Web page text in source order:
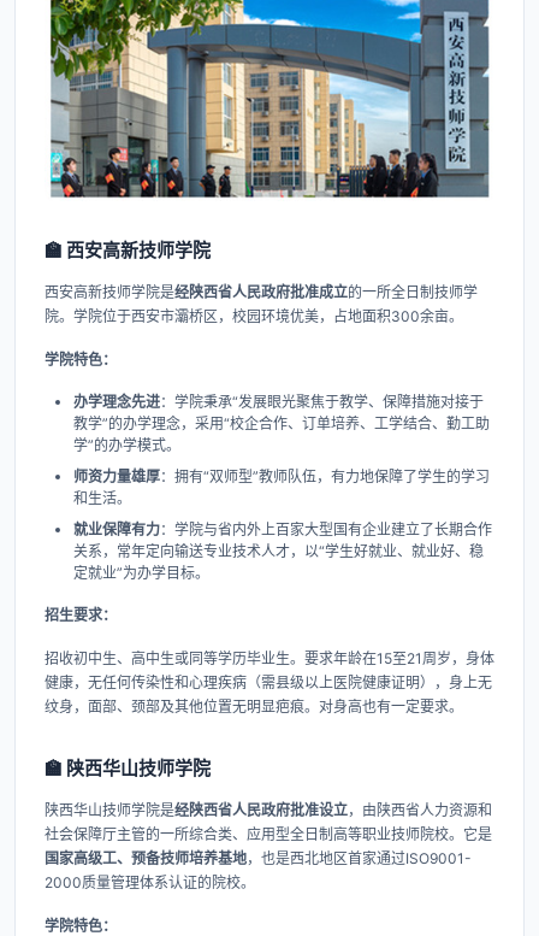
🏫 西安高新技师学院
西安高新技师学院是经陕西省人民政府批准成立的一所全日制技师学
院。学院位于西安市灞桥区，校园环境优美，占地面积300余亩。
学院特色：​
办学理念先进​：学院秉承“发展眼光聚焦于教学、保障措施对接于
教学”的办学理念，采用“校企合作、订单培养、工学结合、勤工助
学”的办学模式。
师资力量雄厚​：拥有“双师型”教师队伍，有力地保障了学生的学习
和生活。
就业保障有力​：学院与省内外上百家大型国有企业建立了长期合作
关系，常年定向输送专业技术人才，以“学生好就业、就业好、稳
定就业”为办学目标。
招生要求：​
招收初中生、高中生或同等学历毕业生。要求年龄在15至21周岁，身体
健康，无任何传染性和心理疾病（需县级以上医院健康证明），身上无
纹身，面部、颈部及其他位置无明显疤痕。对身高也有一定要求。
🏫 陕西华山技师学院
陕西华山技师学院是经陕西省人民政府批准设立，由陕西省人力资源和
社会保障厅主管的一所综合类、应用型全日制高等职业技师院校。它是
国家高级工、预备技师培养基地，也是西北地区首家通过ISO9001-
2000质量管理体系认证的院校。
学院特色：​